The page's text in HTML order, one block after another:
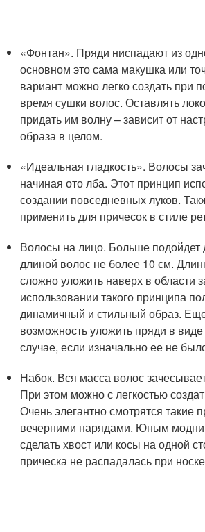
«Фонтан». Пряди ниспадают из
основном это сама макушка или
вариант можно легко создать при
время сушки волос. Оставлять
придать им волну – зависит от
образа в целом.
«Идеальная гладкость». Волосы
начиная ото лба. Этот принцип
создании повседневных луков.
применить для причесок в стиле
Волосы на лицо. Больше подойдет
длиной волос не более 10 см.
сложно уложить наверх в области
использовании такого принципа
динамичный и стильный образ.
возможность уложить пряди в
случае, если изначально ее не
Набок. Вся масса волос
При этом можно с легкостью
Очень элегантно смотрятся такие
вечерними нарядами. Юным
сделать хвост или косы на одной
прическа не распадалась при